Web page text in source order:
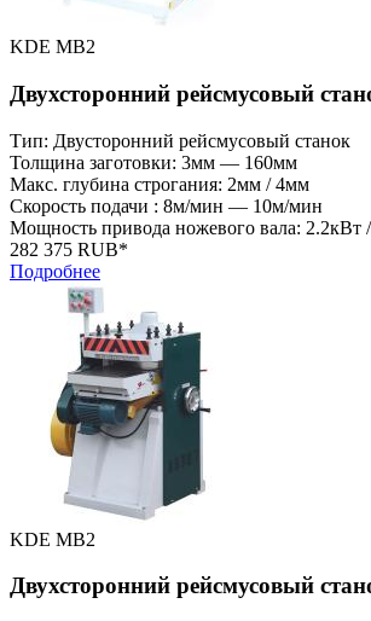
KDE MB2
Двухсторонний рейсмусовый
Тип: Двусторонний рейсмусовый станок
Толщина заготовки: 3мм — 160мм
Макс. глубина строгания: 2мм / 4мм
Скорость подачи : 8м/мин — 10м/мин
Мощность привода ножевого вала: 2.2кВт
282 375 RUB*
Подробнее
KDE MB2
Двухсторонний рейсмусовый